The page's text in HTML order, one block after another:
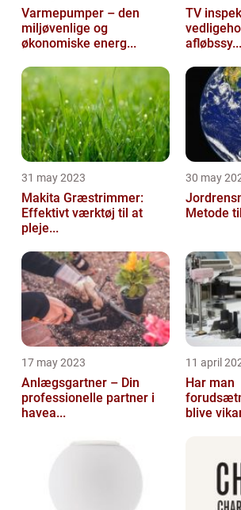
Varmepumper – den
miljøvenlige og
økonomiske energ...
TV
afløbssy...
31 may 2023
Makita Græstrimmer:
Effektivt værktøj til at
pleje...
30 may
Metode
17 may 2023
Anlægsgartner – Din
professionelle partner i
havea...
11 april
Har man
blive